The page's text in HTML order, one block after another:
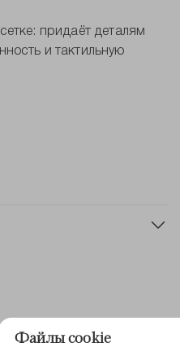
придаёт деталям
и тактильную
Файлы cookie